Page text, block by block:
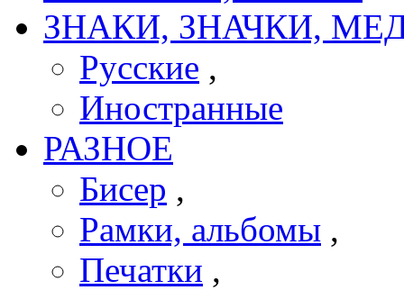
ЗНАКИ, ЗНАЧКИ,
Русские ,
Иностранные
РАЗНОЕ
Бисер ,
Рамки, альбомы ,
Печатки ,